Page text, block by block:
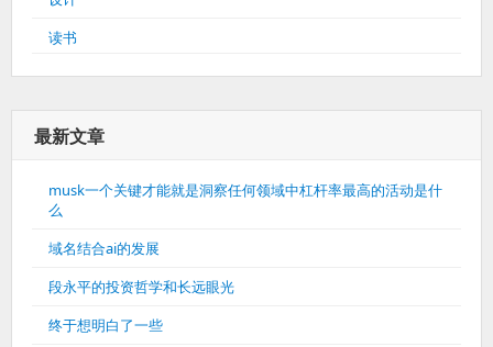
读书
最新文章
musk一个关键才能就是洞察任何领域中杠杆率最高的活动是什
么
域名结合ai的发展
段永平的投资哲学和长远眼光
终于想明白了一些